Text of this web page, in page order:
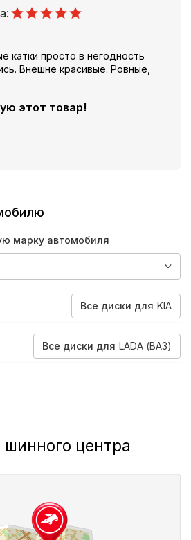
катки просто в негодность
Внешне красивые. Ровные,
этот товар!
марку автомобиля
Все диски для KIA
2006-2009
Все диски для LADA (ВАЗ)
центра